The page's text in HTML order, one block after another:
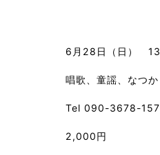
6月28日（日）
唱歌、童謡、なつ
Tel 090-3678-
2,000円